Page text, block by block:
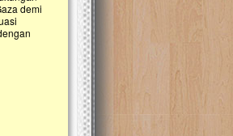
demi
Najjah di Jonggol
Saat ini, Ulurtangan bersama Yayasan
Najjahtul Islam Jonggol sedang merintis
pembangunan Rumah Qur’an dan
kanak Islam Terpadu (TKIT) An Najjah
Gedung Majelis Taklim di Jonggol,...